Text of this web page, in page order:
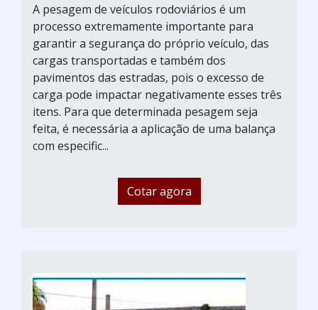
A pesagem de veículos rodoviários é um
processo extremamente importante para
garantir a segurança do próprio veículo, das
cargas transportadas e também dos
pavimentos das estradas, pois o excesso de
carga pode impactar negativamente esses três
itens. Para que determinada pesagem seja
feita, é necessária a aplicação de uma balança
com especific...
Cotar agora